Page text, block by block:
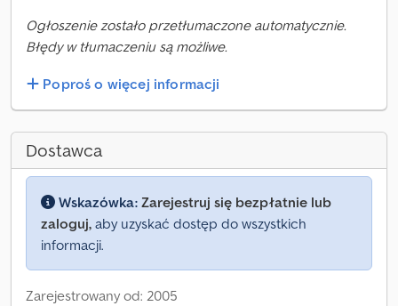
Ogłoszenie zostało przetłumaczone automatycznie.
Błędy w tłumaczeniu są możliwe.
Poproś o więcej informacji
Dostawca
Wskazówka: Zarejestruj się bezpłatnie lub
zaloguj, aby uzyskać dostęp do wszystkich
informacji.
Zarejestrowany od: 2005